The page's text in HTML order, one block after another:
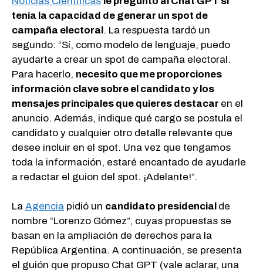
tenía la capacidad de generar un spot de
campaña electoral. La respuesta tardó un
segundo: “Sí, como modelo de lenguaje, puedo
ayudarte a crear un spot de campaña electoral.
Para hacerlo, necesito que me proporciones
información clave sobre el candidato y los
mensajes principales que quieres destacar en el
anuncio. Además, indique qué cargo se postula el
candidato y cualquier otro detalle relevante que
desee incluir en el spot. Una vez que tengamos
toda la información, estaré encantado de ayudarle
a redactar el guion del spot. ¡Adelante!”.
La Agencia pidió un candidato presidencial de
nombre “Lorenzo Gómez”, cuyas propuestas se
basan en la ampliación de derechos para la
República Argentina. A continuación, se presenta
el guión que propuso Chat GPT (vale aclarar, una